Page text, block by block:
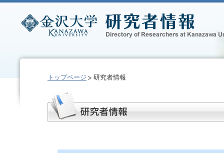
トップページ 研究者情報